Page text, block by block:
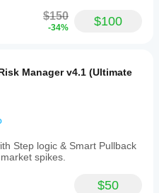
$150
-34% $100
Manager v4.1 (Ultimate
Step logic & Smart Pullback
spikes.
$50